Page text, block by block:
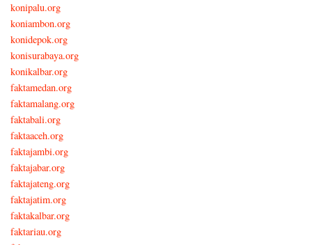
konipalu.org
koniambon.org
konidepok.org
konisurabaya.org
konikalbar.org
faktamedan.org
faktamalang.org
faktabali.org
faktaaceh.org
faktajambi.org
faktajabar.org
faktajateng.org
faktajatim.org
faktakalbar.org
faktariau.org